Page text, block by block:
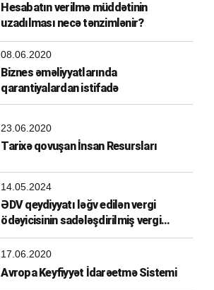
Hesabatın verilmə müddətinin
uzadılması necə tənzimlənir?
08.06.2020
Biznes əməliyyatlarında
qarantiyalardan istifadə
23.06.2020
Tarixə qovuşan İnsan Resursları
14.05.2024
ƏDV qeydiyyatı ləğv edilən vergi
ödəyicisinin sadələşdirilmiş vergi
ödəyicisi olma hüququ
17.06.2020
Avropa Keyfiyyət İdarəetmə Sistemi